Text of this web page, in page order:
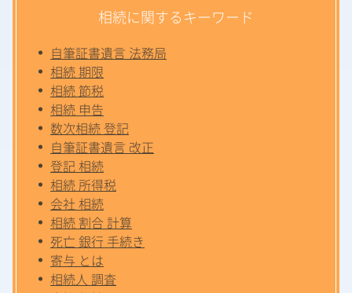
相続に関するキーワード
自筆証書遺言 法務局
相続 期限
相続 節税
相続 申告
数次相続 登記
自筆証書遺言 改正
登記 相続
相続 所得税
会社 相続
相続 割合 計算
死亡 銀行 手続き
寄与 とは
相続人 調査